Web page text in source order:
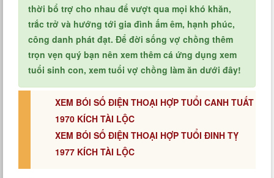
thời bổ trợ cho nhau để vượt qua mọi khó khăn,
trắc trở và hướng tới gia đình ấm êm, hạnh phúc,
công danh phát đạt. Để đời sống vợ chồng thêm
trọn vẹn quý bạn nên xem thêm cá ứng dụng xem
tuổi sinh con, xem tuổi vợ chồng làm ăn dưới đây!
XEM BÓI SỐ ĐIỆN THOẠI HỢP TUỔI CANH TUẤT
1970 KÍCH TÀI LỘC
XEM BÓI SỐ ĐIỆN THOẠI HỢP TUỔI ĐINH TỴ
1977 KÍCH TÀI LỘC